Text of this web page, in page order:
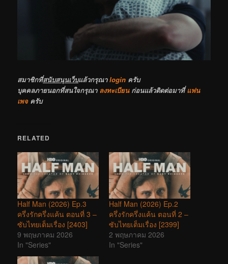
สมาชิกที่สนับสนุนเว็บแล้วกรุณาlogin ครับ
บุคคลภายนอกที่สนใจกรุณา ลงทะเบียนก่อนแล้วติดต่อมาที่แฟน
เพจครับ
RELATED
Half Man (2026) Ep.3
ครึ่งรักครึ่งแค้น ตอนที่ 3 –
ซับไทยเต็มเรื่อง [2403]
9 พฤษภาคม 2026
In "Series"
Half Man (2026) Ep.2
ครึ่งรักครึ่งแค้น ตอนที่ 2 –
ซับไทยเต็มเรื่อง [2399]
2 พฤษภาคม 2026
In "Series"